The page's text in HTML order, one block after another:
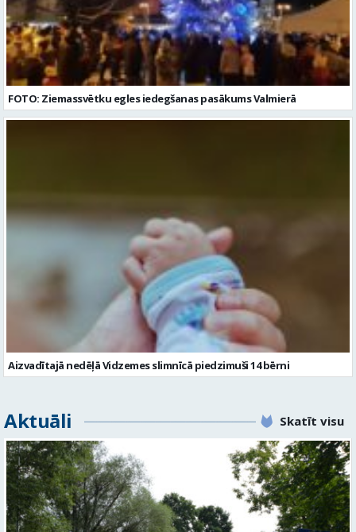
FOTO: Ziemassvētku egles iedegšanas pasākums Valmierā
Aizvadītajā nedēļā Vidzemes slimnīcā piedzimuši 14 bērni
Aktuāli Skatīt visu